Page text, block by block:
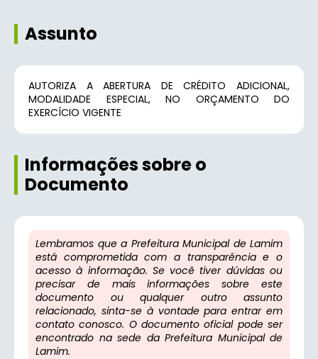
Assunto
AUTORIZA A ABERTURA DE CRÉDITO ADICIONAL,
MODALIDADE ESPECIAL, NO ORÇAMENTO DO
EXERCÍCIO VIGENTE
Informações sobre o
Documento
Lembramos que a Prefeitura Municipal de Lamim
está comprometida com a transparência e o
acesso à informação. Se você tiver dúvidas ou
precisar de mais informações sobre este
documento ou qualquer outro assunto
relacionado, sinta-se à vontade para entrar em
contato conosco. O documento oficial pode ser
encontrado na sede da Prefeitura Municipal de
Lamim.